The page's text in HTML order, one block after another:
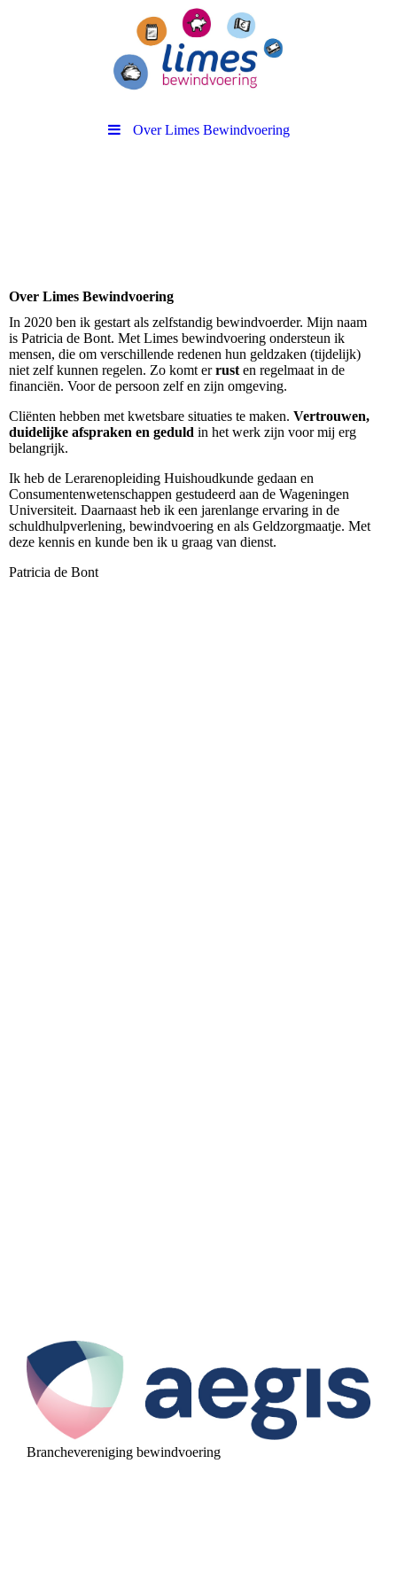
Over Limes Bewindvoering
Over Limes Bewindvoering
In 2020 ben ik gestart als zelfstandig bewindvoerder. Mijn naam
is Patricia de Bont. Met Limes bewindvoering ondersteun ik
mensen, die om verschillende redenen hun geldzaken (tijdelijk)
niet zelf kunnen regelen. Zo komt errust en regelmaat in de
financiën. Voor de persoon zelf en zijn omgeving.
Cliënten hebben met kwetsbare situaties te maken. Vertrouwen,
duidelijke afspraken en geduld in het werk zijn voor mij erg
belangrijk.
Ik heb de Lerarenopleiding Huishoudkunde gedaan en
Consumentenwetenschappen gestudeerd aan de Wageningen
Universiteit. Daarnaast heb ik een jarenlange ervaring in de
schuldhulpverlening, bewindvoering en als Geldzorgmaatje. Met
deze kennis en kunde ben ik u graag van dienst.
Patricia de Bont
Branchevereniging bewindvoering